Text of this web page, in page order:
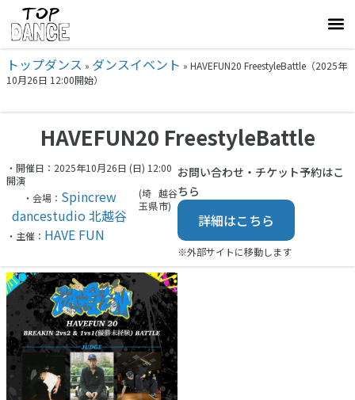
トップダンス » ダンスイベント » HAVEFUN20 FreestyleBattle（2025年
10月26日 12:00開始）
HAVEFUN20 FreestyleBattle
・開催日：2025年10月26日 (日) 12:00
開演
・会場： Spincrew
dancestudio 北越谷
(埼
玉県
越谷
市)
・主催： HAVE FUN
お問い合わせ・チケット予約はこ
ちら
詳細はこちら
※外部サイトに移動します